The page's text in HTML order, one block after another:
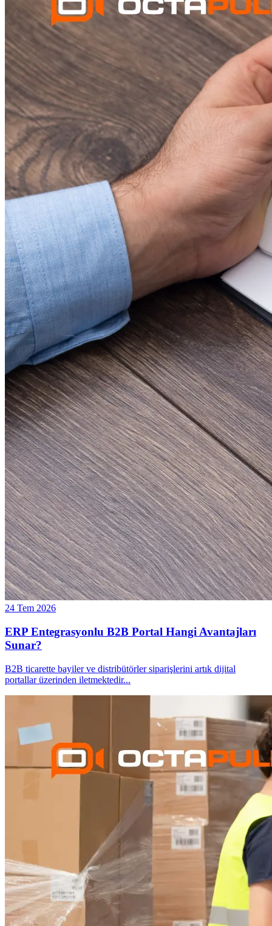
24 Tem 2026
ERP Entegrasyonlu B2B Portal Hangi Avantajları
Sunar?
B2B ticarette bayiler ve distribütörler siparişlerini artık dijital
portallar üzerinden iletmektedir...